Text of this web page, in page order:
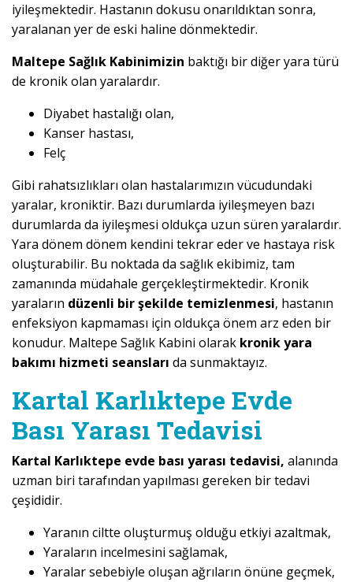
iyileşmektedir. Hastanın dokusu onarıldıktan sonra,
yaralanan yer de eski haline dönmektedir.
Maltepe Sağlık Kabinimizin baktığı bir diğer yara türü
de kronik olan yaralardır.
Diyabet hastalığı olan,
Kanser hastası,
Felç
Gibi rahatsızlıkları olan hastalarımızın vücudundaki
yaralar, kroniktir. Bazı durumlarda iyileşmeyen bazı
durumlarda da iyileşmesi oldukça uzun süren yaralardır.
Yara dönem dönem kendini tekrar eder ve hastaya risk
oluşturabilir. Bu noktada da sağlık ekibimiz, tam
zamanında müdahale gerçekleştirmektedir. Kronik
yaraların düzenli bir şekilde temizlenmesi, hastanın
enfeksiyon kapmaması için oldukça önem arz eden bir
konudur. Maltepe Sağlık Kabini olarak kronik yara
bakımı hizmeti seansları da sunmaktayız.
Kartal Karlıktepe Evde
Bası Yarası Tedavisi
Kartal Karlıktepe evde bası yarası tedavisi, alanında
uzman biri tarafından yapılması gereken bir tedavi
çeşididir.
Yaranın ciltte oluşturmuş olduğu etkiyi azaltmak,
Yaraların incelmesini sağlamak,
Yaralar sebebiyle oluşan ağrıların önüne geçmek,